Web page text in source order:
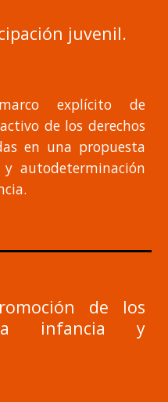
juvenil.
explícito de
de los derechos
en una propuesta
autodeterminación
de los
infancia y